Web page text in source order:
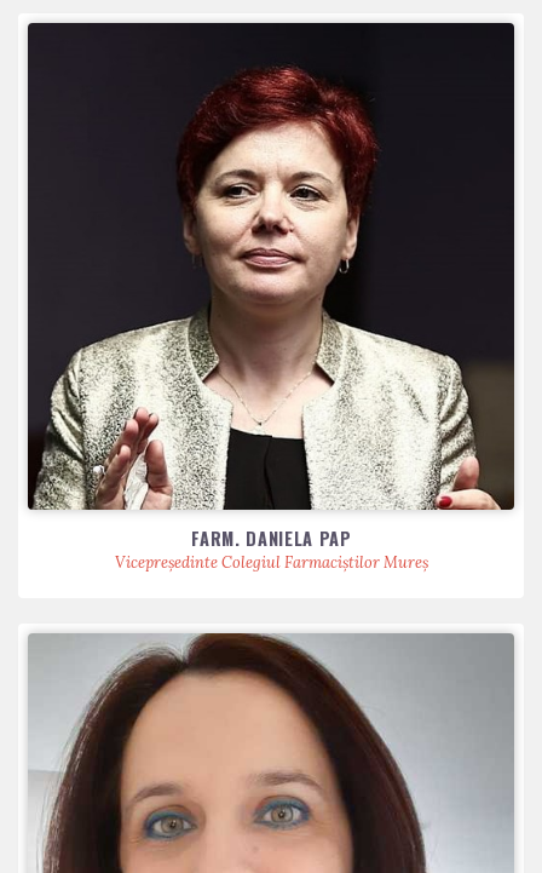
FARM. DANIELA PAP
Vicepreședinte Colegiul Farmaciștilor Mureș